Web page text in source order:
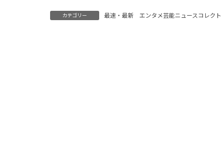
れ以上は我慢できませ
したからこそスムーズ
カテゴリー 最速・最新 エンタメ芸能ニュースコレクト